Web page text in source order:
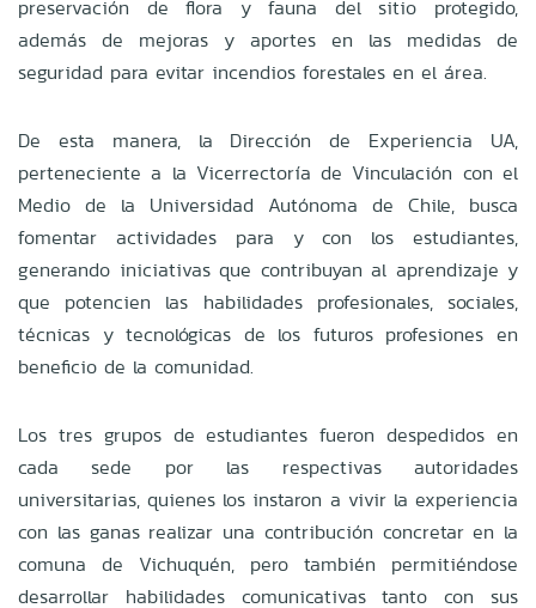
preservación de flora y fauna del sitio protegido,
además de mejoras y aportes en las medidas de
seguridad para evitar incendios forestales en el área.
De esta manera, la Dirección de Experiencia UA,
perteneciente a la Vicerrectoría de Vinculación con el
Medio de la Universidad Autónoma de Chile, busca
fomentar actividades para y con los estudiantes,
generando iniciativas que contribuyan al aprendizaje y
que potencien las habilidades profesionales, sociales,
técnicas y tecnológicas de los futuros profesiones en
beneficio de la comunidad.
Los tres grupos de estudiantes fueron despedidos en
cada sede por las respectivas autoridades
universitarias, quienes los instaron a vivir la experiencia
con las ganas realizar una contribución concretar en la
comuna de Vichuquén, pero también permitiéndose
desarrollar habilidades comunicativas tanto con sus